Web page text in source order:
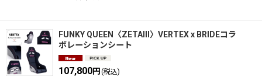
FUNKY QUEEN〈ZETAIII〉VERTEX x BRIDEコラ
ボレーションシート
107,800円 (税込)